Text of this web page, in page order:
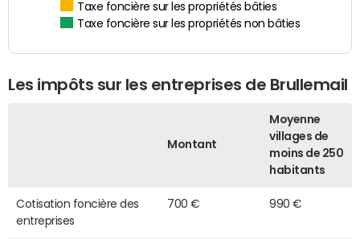
Taxe foncière sur les propriétés bâties
Taxe foncière sur les propriétés non bâties
Les impôts sur les entreprises de Brullemail
Montant
Moyenne
villages de
moins de 250
habitants
Cotisation foncière des
entreprises
700 € 990 €